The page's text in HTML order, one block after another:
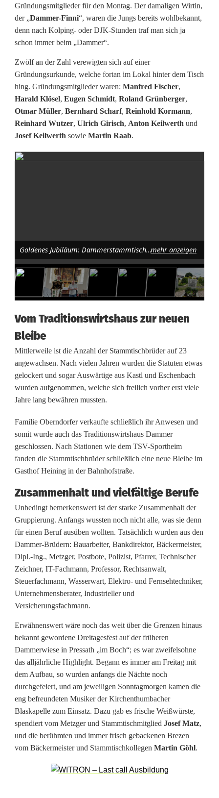
e
r
s
t
a
m
m
t
i
e
i
e
5
0
J
a
h
r
e
F
r
e
u
n
d
s
c
h
a
f
t
i
n
P
Gründungsmitglieder für den Montag. Der damaligen Wirtin,
der „Dammer-Finni“, waren die Jungs bereits wohlbekannt,
denn nach Kolping- oder DJK-Stunden traf man sich ja
schon immer beim „Dammer“.
Zwölf an der Zahl verewigten sich auf einer
Gründungsurkunde, welche fortan im Lokal hinter dem Tisch
hing. Gründungsmitglieder waren: Manfred Fischer,
Harald Klösel, Eugen Schmidt, Roland Grünberger,
Otmar Müller, Bernhard Scharf, Reinhold Kormann,
Reinhard Wutzer, Ulrich Girisch, Anton Keilwerth und
Josef Keilwerth sowie Martin Raab.
Goldenes Jubiläum: Dammerstammtisch feiert 50 Jahre Freundschaft. Foto: Hubert Schmidtmehr anzeigen
Vom Traditionswirtshaus zur neuen
Bleibe
Mittlerweile ist die Anzahl der Stammtischbrüder auf 23
angewachsen. Nach vielen Jahren wurden die Statuten etwas
gelockert und sogar Auswärtige aus Kastl und Eschenbach
wurden aufgenommen, welche sich freilich vorher erst viele
Jahre lang bewähren mussten.
Familie Oberndorfer verkaufte schließlich ihr Anwesen und
somit wurde auch das Traditionswirtshaus Dammer
geschlossen. Nach Stationen wie dem TSV-Sportheim
fanden die Stammtischbrüder schließlich eine neue Bleibe im
Gasthof Heining in der Bahnhofstraße.
Zusammenhalt und vielfältige Berufe
Unbedingt bemerkenswert ist der starke Zusammenhalt der
Gruppierung. Anfangs wussten noch nicht alle, was sie denn
für einen Beruf ausüben wollten. Tatsächlich wurden aus den
Dammer-Brüdern: Bauarbeiter, Bankdirektor, Bäckermeister,
Dipl.-Ing., Metzger, Postbote, Polizist, Pfarrer, Technischer
Zeichner, IT-Fachmann, Professor, Rechtsanwalt,
Steuerfachmann, Wasserwart, Elektro- und Fernsehtechniker,
Unternehmensberater, Industrieller und
Versicherungsfachmann.
Erwähnenswert wäre noch das weit über die Grenzen hinaus
bekannt gewordene Dreitagesfest auf der früheren
Dammerwiese in Pressath „im Boch“; es war zweifelsohne
das alljährliche Highlight. Begann es immer am Freitag mit
dem Aufbau, so wurden anfangs die Nächte noch
durchgefeiert, und am jeweiligen Sonntagmorgen kamen die
eng befreundeten Musiker der Kirchenthumbacher
Blaskapelle zum Einsatz. Dazu gab es frische Weißwürste,
spendiert vom Metzger und Stammtischmitglied Josef Matz,
und die berühmten und immer frisch gebackenen Brezen
vom Bäckermeister und Stammtischkollegen Martin Göhl.